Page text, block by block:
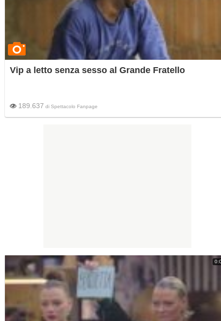
Vip a letto senza sesso al Grande Fratello
189.637 di Spettacolo Fanpage